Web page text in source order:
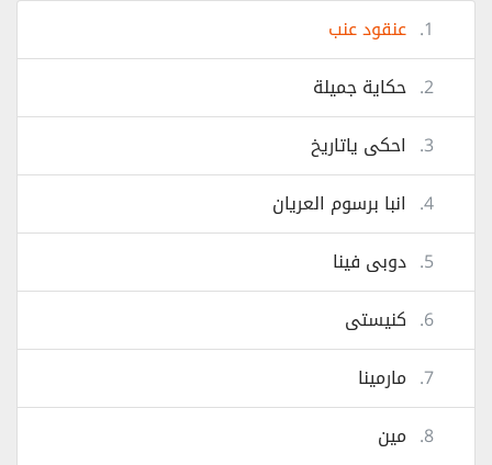
1. عنقود عنب
2. حكاية جميلة
3.
احكى ياتاريخ
4. انبا برسوم العريان
5. دوبى فينا
6. كنيستى
7. مارمينا
8. مين